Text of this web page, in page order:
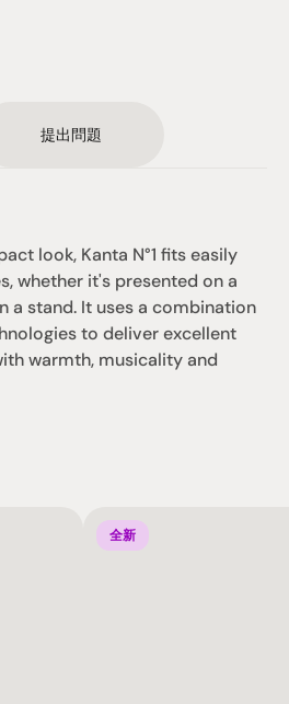
提出問題
look, Kanta N°1 fits easily
whether it's presented on a
a stand. It uses a combination
to deliver excellent
warmth, musicality and
全新